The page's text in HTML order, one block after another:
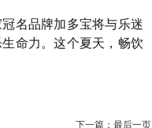
名品牌加多宝将与乐迷
命力。这个夏天，畅饮
下一篇： 最后一页